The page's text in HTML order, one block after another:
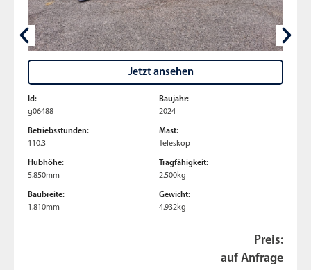
Jetzt ansehen
Id:
g06488
Baujahr:
2024
Betriebsstunden:
110.3
Mast:
Teleskop
Hubhöhe:
5.850mm
Tragfähigkeit:
2.500kg
Baubreite:
1.810mm
Gewicht:
4.932kg
Preis:
auf Anfrage